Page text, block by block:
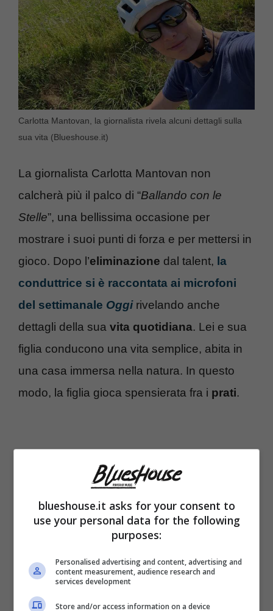
Carlotta Mantovan, la giornalista rivela alcuni dettagli sulla
sua vita (Blueshouse.it)
La giornalista Carlotta Mantovan non
calcherà più il palco di “Ballando con le
Stelle”, una bellissima occasione per
mostrare i suoi punti di forza e per mettersi in
gioco. Dopo l’eliminazione dal talent, la
conduttrice si è raccontata ai microfoni
del settimanale Oggi rivelando anche
dettagli della sua vita quotidiana. Lei e sua
figlia conducono una vita semplice, abita in
una casa immersa nella natura. In questo
modo, la figlia gioca spensierata fra i prati.
Carlotta Mantovan ha lasciato l’Italia da
blueshouse.it asks for your consent to
use your personal data for the following
purposes:
Personalised advertising and content, advertising and
content measurement, audience research and
services development
Store and/or access information on a device